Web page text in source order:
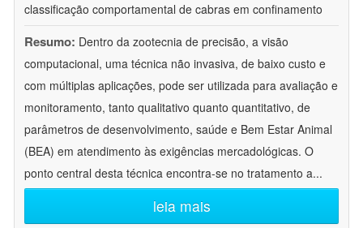
classificação comportamental de cabras em confinamento
Resumo: Dentro da zootecnia de precisão, a visão
computacional, uma técnica não invasiva, de baixo custo e
com múltiplas aplicações, pode ser utilizada para avaliação e
monitoramento, tanto qualitativo quanto quantitativo, de
parâmetros de desenvolvimento, saúde e Bem Estar Animal
(BEA) em atendimento às exigências mercadológicas. O
ponto central desta técnica encontra-se no tratamento a...
leia mais